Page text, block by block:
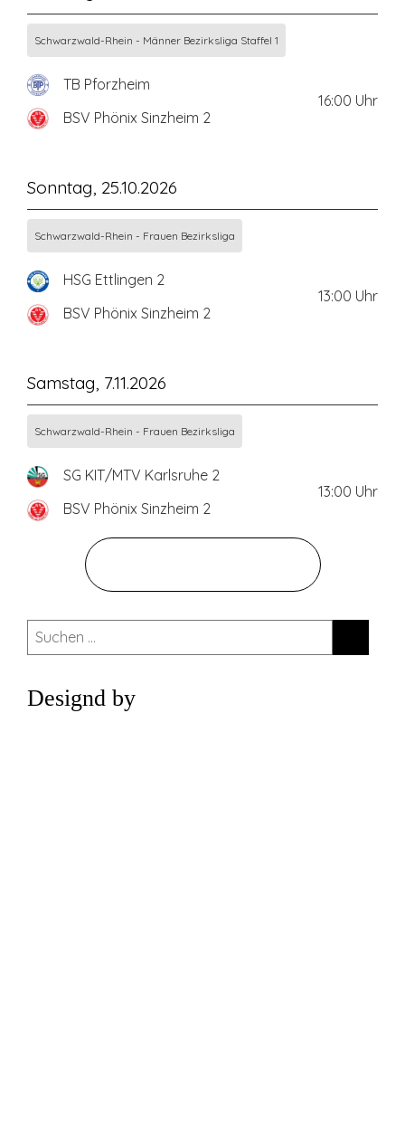
Schwarzwald-Rhein - Männer Bezirksliga Staffel 1
TB Pforzheim
BSV Phönix Sinzheim 2
16:00 Uhr
Sonntag, 25.10.2026
Schwarzwald-Rhein - Frauen Bezirksliga
HSG Ettlingen 2
BSV Phönix Sinzheim 2
13:00 Uhr
Samstag, 7.11.2026
Schwarzwald-Rhein - Frauen Bezirksliga
SG KIT/MTV Karlsruhe 2
BSV Phönix Sinzheim 2
13:00 Uhr
Suchen
nach:
Designd by